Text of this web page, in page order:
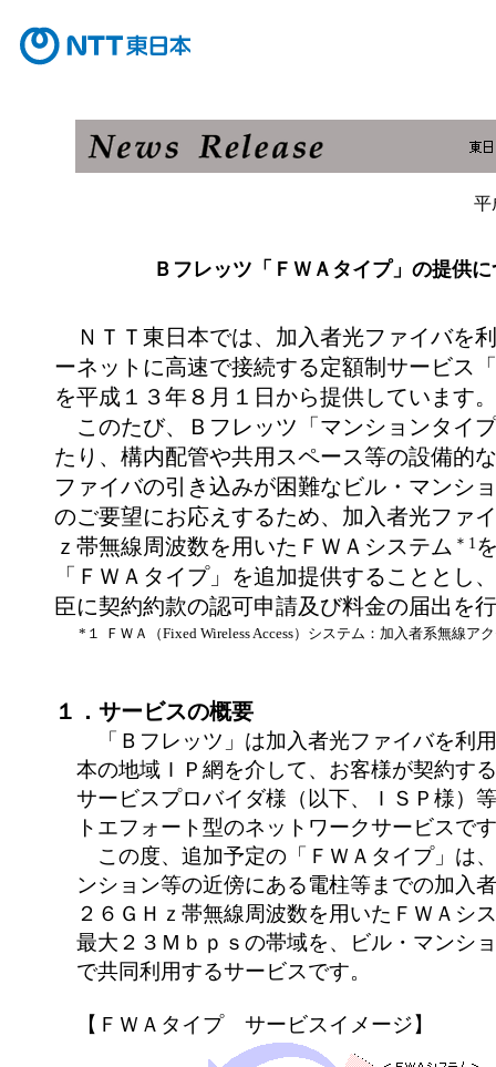
平
Ｂフレッツ「ＦＷＡタイプ」の提供
ＮＴＴ東日本では、加入者光ファイバを
ーネットに高速で接続する定額制サービス
を平成１３年８月１日から提供しています。
このたび、Ｂフレッツ「マンションタイ
たり、構内配管や共用スペース等の設備的
ファイバの引き込みが困難なビル・マンシ
のご要望にお応えするため、加入者光ファ
ｚ帯無線周波数を用いたＦＷＡシステム ＊1
「ＦＷＡタイプ」を追加提供することとし
臣に契約約款の認可申請及び料金の届出を
*１ ＦＷＡ（Fixed Wireless Access）システム：加入者系無線ア
１．サービスの概要
「Ｂフレッツ」は加入者光ファイバを利
本の地域ＩＰ網を介して、お客様が契約す
サービスプロバイダ様（以下、ＩＳＰ様）
トエフォート型のネットワークサービスで
この度、追加予定の「ＦＷＡタイプ」は
ンション等の近傍にある電柱等までの加入
２６ＧＨｚ帯無線周波数を用いたＦＷＡシ
最大２３Ｍｂｐｓの帯域を、ビル・マンシ
で共同利用するサービスです。
【ＦＷＡタイプ サービスイメージ】